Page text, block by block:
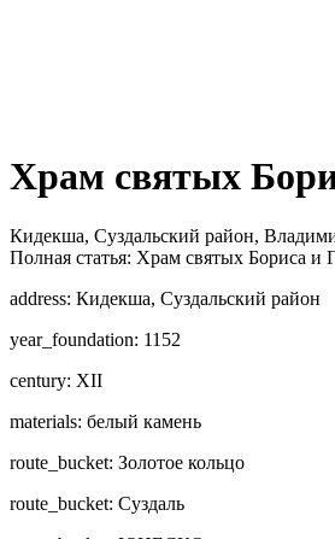
Храм святых
Кидекша, Суздальский район,
Полная статья: Храм святых Бориса и
address: Кидекша, Суздальский район
year_foundation: 1152
century: XII
materials: белый камень
route_bucket: Золотое кольцо
route_bucket: Суздаль